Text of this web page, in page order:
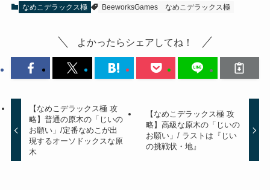
なめこデラックス極 BeeworksGames なめこデラックス極
よかったらシェアしてね！
【なめこデラックス極 攻
略】普通の原木の「じいの
お願い」/定番なめこが出
現するオーソドックスな原
木
【なめこデラックス極 攻
略】高級な原木の「じいの
お願い」/ ラストは『じい
の挑戦状・地』